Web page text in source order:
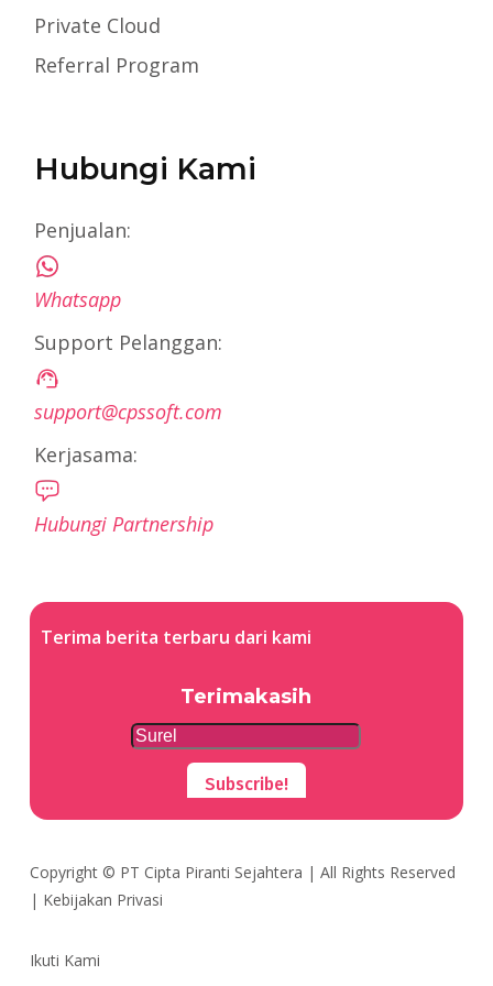
Private Cloud
Referral Program
Hubungi Kami
Penjualan:
Whatsapp
Support Pelanggan:
support@cpssoft.com
Kerjasama:
Hubungi Partnership
Terima berita terbaru dari kami
Terimakasih
Subscribe!
Copyright © PT Cipta Piranti Sejahtera | All Rights Reserved
| Kebijakan Privasi
Ikuti Kami